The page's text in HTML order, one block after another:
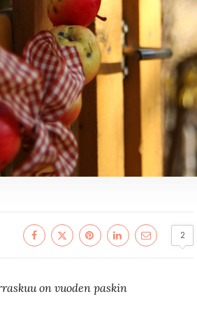
2
on vuoden paskin